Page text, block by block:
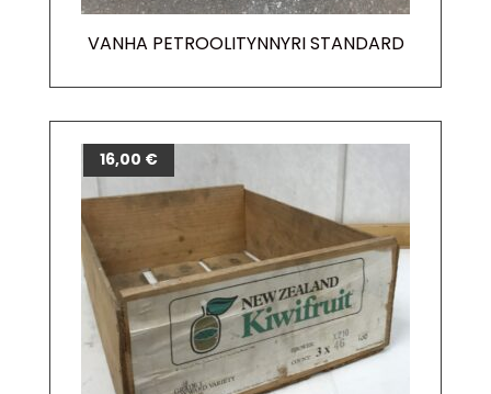
VANHA PETROOLITYNNYRI STANDARD
16,00 €